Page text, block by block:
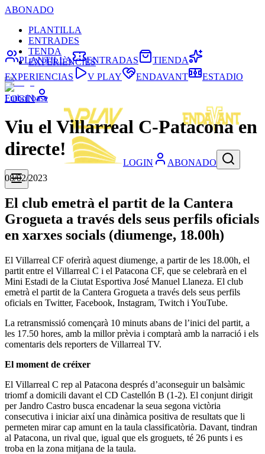
ABONADO
PLANTILLA
ENTRADES
TENDA
EXPERIÈNCIES
LOGIN
LOGIN ABONADO
PLANTILLA ENTRADAS
TIENDA
EXPERIENCIAS
V PLAY ENDAVANT ESTADIO
Futbol base
Viu el Villarreal C-Patacona en
directe!
08/02/2023
El club emetrà el partit de la Cantera
Grogueta a través dels seus perfils oficials
en xarxes socials (diumenge, 18.00h)
El Villarreal CF oferirà aquest diumenge, a partir de les 18.00h, el
partit entre el Villarreal C i el Patacona CF, que se celebrarà en el
Mini Estadi de la Ciutat Esportiva José Manuel Llaneza. El club
emetrà el partit de la Cantera Grogueta a través dels seus perfils
oficials en Twitter, Facebook, Instagram, Twitch i YouTube.
La retransmissió començarà 10 minuts abans de l’inici del partit, a
les 17.50 hores, amb la millor prèvia i comptarà amb la narració i els
comentaris dels reporters de Villarreal TV.
El moment de créixer
El Villarreal C rep al Patacona després d’aconseguir un balsàmic
triomf a domicili davant el CD Castellón B (1-2). El conjunt dirigit
per Jandro Castro busca encadenar la seua segona victòria
consecutiva i iniciar així una dinàmica positiva de resultats que li
permeten mirar cap amunt en la taula classificatòria. Davant, tindran
al Patacona, un rival que, igual que els groguets, té 26 punts i es
troba en la zona mitjana de la taula.